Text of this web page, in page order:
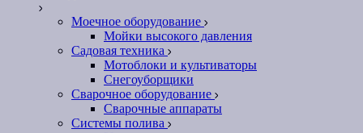
Моечное оборудование
Мойки высокого давления
Садовая техника
Мотоблоки и культиваторы
Снегоуборщики
Сварочное оборудование
Сварочные аппараты
Системы полива